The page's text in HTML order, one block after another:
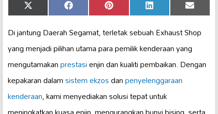
Share
on
X
(Twitter)
Share
on
Facebook Share
on
Pinterest Share
on
LinkedIn Share
on
Email
Di jantung Daerah Segamat, terletak sebuah Exhaust Shop
yang menjadi pilihan utama para pemilik kenderaan yang
mengutamakanprestasienjin dan kualiti pembaikan. Dengan
kepakaran dalamsistem ekzosdanpenyelenggaraan
kenderaan, kami menyediakan solusi tepat untuk